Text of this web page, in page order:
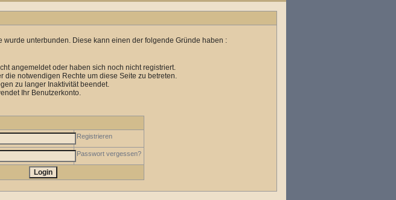
wurde unterbunden. Diese kann einen der folgende Gründe haben :
angemeldet oder haben sich noch nicht registriert.
die notwendigen Rechte um diese Seite zu betreten.
zu langer Inaktivität beendet.
Ihr Benutzerkonto.
Registrieren
Passwort vergessen?